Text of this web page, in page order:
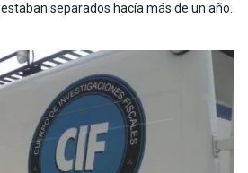
separados hacía más de un año.